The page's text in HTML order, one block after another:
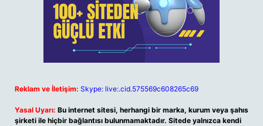
Reklam ve İletişim: Skype: live:.cid.575569c608265c69
Yasal Uyarı: Bu internet sitesi, herhangi bir marka, kurum veya şahıs
şirketi ile hiçbir bağlantısı bulunmamaktadır. Sitede yalnızca kendi